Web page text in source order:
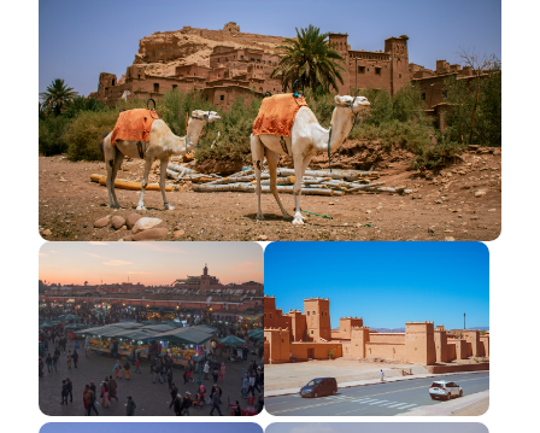
Ruta de 3 dias al desierto desde Fez a
Merzouga
Ruta de 3 dias al desierto desde Fez a
Marrakech
Ruta de 4 dias desde Fez a Marrakech
Ruta de 5 dias desde Fez a Marrakech
Ruta de 6 dias desde Fez a Marrakech
Ruta de 7 dias en Marruecos desde Fez
Ruta de 10 dias al desierto desde Fez a
Marrakech
Ruta desde Errachidia
Circuito Esencial de 2 Días: Errachidia al